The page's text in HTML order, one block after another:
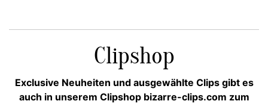
Clipshop
Exclusive Neuheiten und ausgewählte Clips gibt es
auch in unserem Clipshop bizarre-clips.com zum